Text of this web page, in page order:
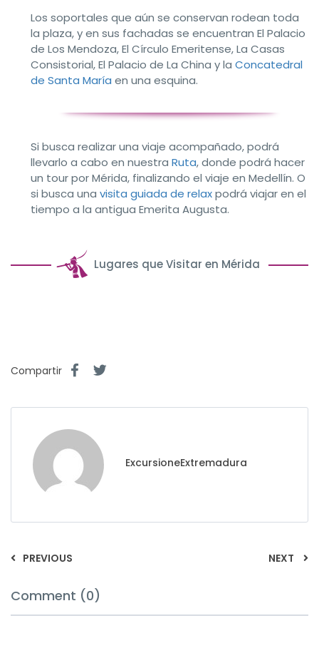
Los soportales que aún se conservan rodean toda
la plaza, y en sus fachadas se encuentran El Palacio
de Los Mendoza, El Círculo Emeritense, La Casas
Consistorial, El Palacio de La China y la Concatedral
de Santa María en una esquina.
Si busca realizar una viaje acompañado, podrá
llevarlo a cabo en nuestra Ruta, donde podrá hacer
un tour por Mérida, finalizando el viaje en Medellín. O
si busca una visita guiada de relaxpodrá viajar en el
tiempo a la antigua Emerita Augusta.
Lugares que Visitar en Mérida
Compartir
ExcursioneExtremadura
PREVIOUS NEXT
Comment (0)